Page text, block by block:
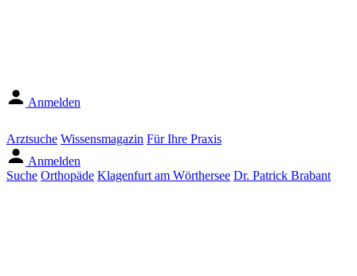
Anmelden
Arztsuche Wissensmagazin Für Ihre Praxis
Anmelden
Suche Orthopäde Klagenfurt am Wörthersee Dr. Patrick Brabant